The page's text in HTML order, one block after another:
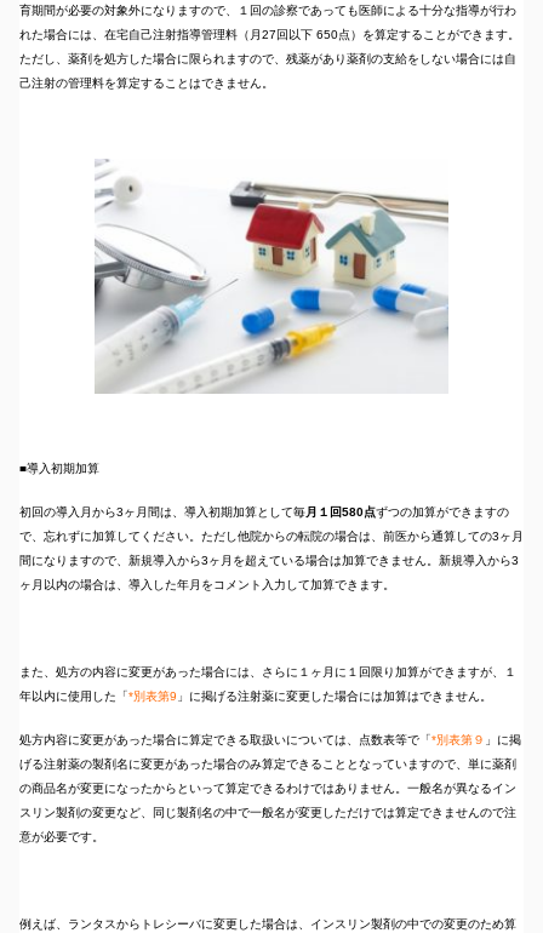
育期間が必要の対象外になりますので、１回の診察であっても医師による十分な指導が行わ
れた場合には、在宅自己注射指導管理料（月27回以下 650点）を算定することができます。
ただし、薬剤を処方した場合に限られますので、残薬があり薬剤の支給をしない場合には自
己注射の管理料を算定することはできません。
■導入初期加算
初回の導入月から3ヶ月間は、導入初期加算として毎月１回580点ずつの加算ができますの
で、忘れずに加算してください。ただし他院からの転院の場合は、前医から通算しての3ヶ月
間になりますので、新規導入から3ヶ月を超えている場合は加算できません。新規導入から3
ヶ月以内の場合は、導入した年月をコメント入力して加算できます。
また、処方の内容に変更があった場合には、さらに１ヶ月に１回限り加算ができますが、１
年以内に使用した「*別表第9 」に掲げる注射薬に変更した場合には加算はできません。
処方内容に変更があった場合に算定できる取扱いについては、点数表等で「*別表第９ 」に掲
げる注射薬の製剤名に変更があった場合のみ算定できることとなっていますので、単に薬剤
の商品名が変更になったからといって算定できるわけではありません。一般名が異なるイン
スリン製剤の変更など、同じ製剤名の中で一般名が変更しただけでは算定できませんので注
意が必要です。
例えば、ランタスからトレシーバに変更した場合は、インスリン製剤の中での変更のため算